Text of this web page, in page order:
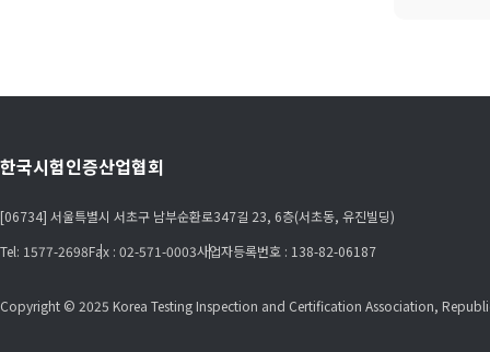
한국시험인증산업협회
[06734] 서울특별시 서초구 남부순환로347길 23, 6층(서초동, 유진빌딩)
Tel: 1577-2698Fax : 02-571-0003사업자등록번호 : 138-82-06187
Copyright © 2025 Korea Testing Inspection and Certification Association,